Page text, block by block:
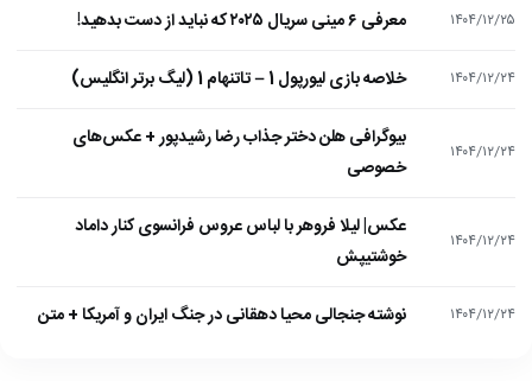
۱۴۰۴/۱۲/۲۵ معرفی ۶ مینی سریال ۲۰۲۵ که نباید از دست بدهید!
۱۴۰۴/۱۲/۲۴ خلاصه بازی لیورپول 1 – تاتنهام 1 (لیگ برتر انگلیس)
۱۴۰۴/۱۲/۲۴
بیوگرافی هلن دختر جذاب رضا رشیدپور + عکس‌های
خصوصی
۱۴۰۴/۱۲/۲۴
عکس| لیلا فروهر با لباس عروس فرانسوی کنار داماد
خوشتیپش
۱۴۰۴/۱۲/۲۴ نوشته جنجالی محیا دهقانی در جنگ ایران و آمریکا + متن